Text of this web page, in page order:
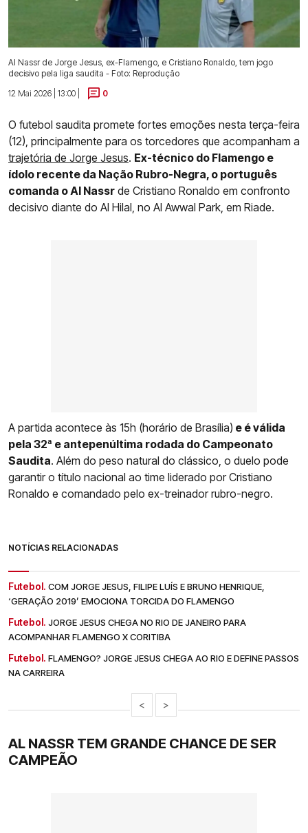
Al Nassr de Jorge Jesus, ex-Flamengo, e Cristiano Ronaldo, tem jogo
decisivo pela liga saudita - Foto: Reprodução
12 Mai 2026 | 13:00 |
0
O futebol saudita promete fortes emoções nesta terça-feira
(12), principalmente para os torcedores que acompanham a
trajetória de Jorge Jesus. Ex-técnico do Flamengo e
ídolo recente da Nação Rubro-Negra, o português
comanda o Al Nassr de Cristiano Ronaldo em confronto
decisivo diante do Al Hilal, no Al Awwal Park, em Riade.
A partida acontece às 15h (horário de Brasília) e é válida
pela 32ª e antepenúltima rodada do Campeonato
Saudita. Além do peso natural do clássico, o duelo pode
garantir o título nacional ao time liderado por Cristiano
Ronaldo e comandado pelo ex-treinador rubro-negro.
NOTÍCIAS RELACIONADAS
Futebol. COM JORGE JESUS, FILIPE LUÍS E BRUNO HENRIQUE,
‘GERAÇÃO 2019’ EMOCIONA TORCIDA DO FLAMENGO
Futebol. JORGE JESUS CHEGA NO RIO DE JANEIRO PARA
ACOMPANHAR FLAMENGO X CORITIBA
Futebol. FLAMENGO? JORGE JESUS CHEGA AO RIO E DEFINE PASSOS
NA CARREIRA
< >
AL NASSR TEM GRANDE CHANCE DE SER
CAMPEÃO